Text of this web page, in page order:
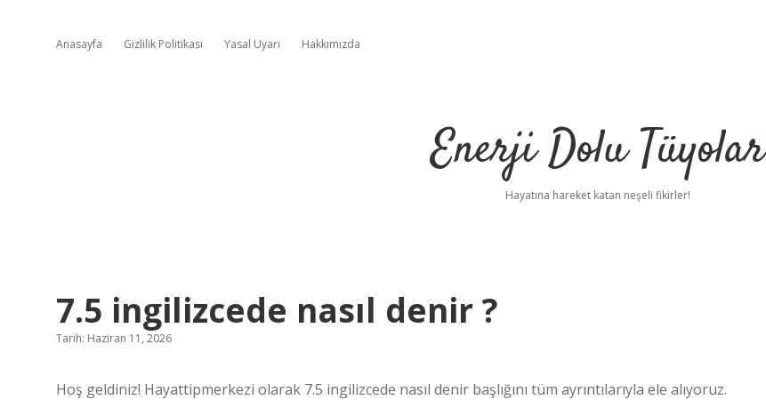
Anasayfa Gizlilik Politikası Yasal Uyarı Hakkımızda
Enerji Dolu Tüyolar
Hayatına hareket katan neşeli fikirler!
7.5 ingilizcede nasıl denir ?
Tarih: Haziran 11, 2026
Hoş geldiniz! Hayattipmerkezi olarak 7.5 ingilizcede nasıl denir başlığını tüm ayrıntılarıyla ele alıyoruz.